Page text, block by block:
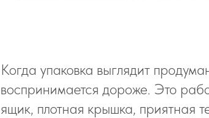
Когда упаковка выглядит
воспринимается дороже. Это
ящик, плотная крышка, приятная